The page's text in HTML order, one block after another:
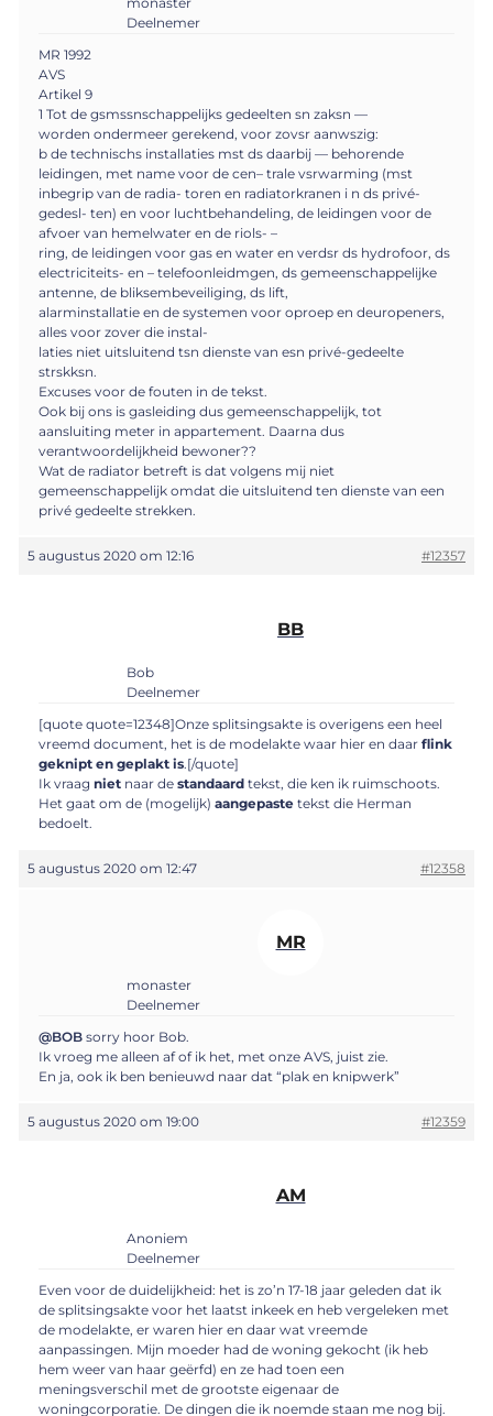
Deelnemer
MR 1992
AVS
Artikel 9
1 Tot de gsmssnschappelijks gedeelten sn zaksn —
worden ondermeer gerekend, voor zovsr aanwszig:
b de technischs installaties mst ds daarbij — behorende
leidingen, met name voor de cen– trale vsrwarming (mst
inbegrip van de radia- toren en radiatorkranen i n ds privé-
gedesl- ten) en voor luchtbehandeling, de leidingen voor de
afvoer van hemelwater en de riols- –
ring, de leidingen voor gas en water en verdsr ds hydrofoor, ds
electriciteits- en – telefoonleidmgen, ds gemeenschappelijke
antenne, de bliksembeveiliging, ds lift,
alarminstallatie en de systemen voor oproep en deuropeners,
alles voor zover die instal-
laties niet uitsluitend tsn dienste van esn privé-gedeelte
strskksn.
Excuses voor de fouten in de tekst.
Ook bij ons is gasleiding dus gemeenschappelijk, tot
aansluiting meter in appartement. Daarna dus
verantwoordelijkheid bewoner??
Wat de radiator betreft is dat volgens mij niet
gemeenschappelijk omdat die uitsluitend ten dienste van een
privé gedeelte strekken.
5 augustus 2020 om 12:16 #12357
BB
Bob
Deelnemer
[quote quote=12348]Onze splitsingsakte is overigens een heel
vreemd document, het is de modelakte waar hier en daar flink
geknipt en geplakt is.[/quote]
Ik vraag niet naar de standaard tekst, die ken ik ruimschoots.
Het gaat om de (mogelijk) aangepaste tekst die Herman
bedoelt.
5 augustus 2020 om 12:47 #12358
MR
monaster
Deelnemer
@BOB sorry hoor Bob.
Ik vroeg me alleen af of ik het, met onze AVS, juist zie.
En ja, ook ik ben benieuwd naar dat “plak en knipwerk”
5 augustus 2020 om 19:00 #12359
AM
Anoniem
Deelnemer
Even voor de duidelijkheid: het is zo’n 17-18 jaar geleden dat ik
de splitsingsakte voor het laatst inkeek en heb vergeleken met
de modelakte, er waren hier en daar wat vreemde
aanpassingen. Mijn moeder had de woning gekocht (ik heb
hem weer van haar geërfd) en ze had toen een
meningsverschil met de grootste eigenaar de
woningcorporatie. De dingen die ik noemde staan me nog bij.